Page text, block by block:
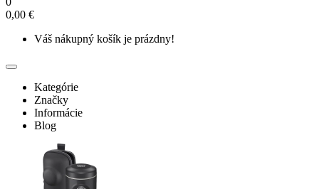
0,00 €
Váš nákupný košík je prázdny!
Kategórie
Značky
Informácie
Blog